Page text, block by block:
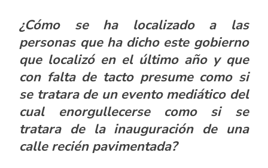
¿Cómo se ha localizado a las
personas que ha dicho este gobierno
que localizó en el último año y que
con falta de tacto presume como si
se tratara de un evento mediático del
cual enorgullecerse como si se
tratara de la inauguración de una
calle recién pavimentada?